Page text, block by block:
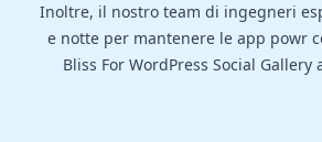
Inoltre, il nostro team di ingegneri
e notte per mantenere le app powr
Bliss For WordPress Social Gallery